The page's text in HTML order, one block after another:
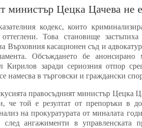
министър Цецка Цачева не
кодекс, които
Това становище
Върховния касационен съд и
Обсъждането бе анонсирано
Кирилов заради сериозния отпор
намесва в търговски и граждански
правосъдният министър Цецка
че той е резултат от препоръки в
на прокуратурата от миналата
след ангажименти в управленската